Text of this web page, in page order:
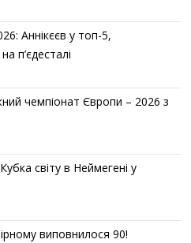
Аннікєєв у топ-5,
п’єдесталі
чемпіонат Європи – 2026 з
світу в Неймегені у
виповнилося 90!